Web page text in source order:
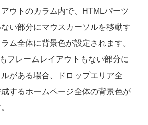
ウトのカラム内で、HTMLパーツ
い部分にマウスカーソルを移動す
ム全体に背景色が設定されます。
フレームレイアウトもない部分に
がある場合、ドロップエリア全
するホームページ全体の背景色が